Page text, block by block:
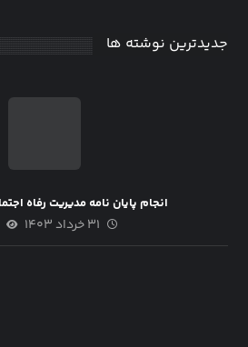
جدیدترین نوشته ها
انجام پایان نامه مدیریت رفاه
۳۱ خرداد ۱۴۰۳